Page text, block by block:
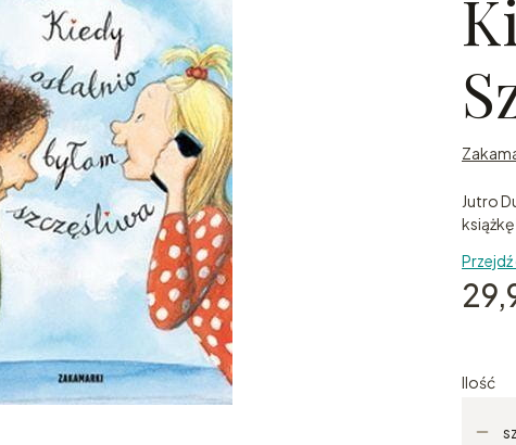
Jutro
Ilość